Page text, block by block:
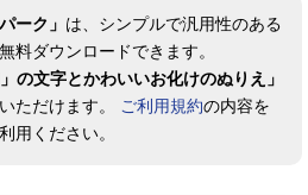
ーク」 は、シンプルで汎用性のある
料ダウンロードできます。
の文字とかわいいお化けのぬりえ」
ただけます。
ご利用規約の内容を
用ください。